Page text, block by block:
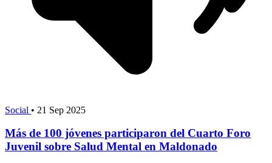
Social • 21 Sep 2025
Más de 100 jóvenes participaron del Cuarto Foro
Juvenil sobre Salud Mental en Maldonado